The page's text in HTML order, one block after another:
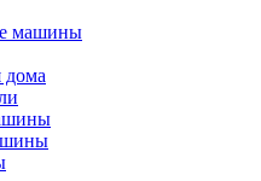
машины
дома